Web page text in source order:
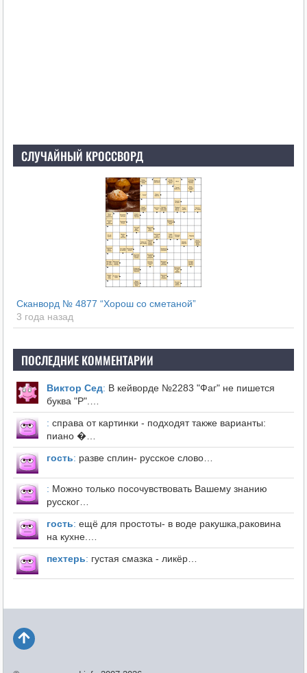
СЛУЧАЙНЫЙ КРОССВОРД
Сканворд № 4877 “Хорош со сметаной”
3 года назад
ПОСЛЕДНИЕ КОММЕНТАРИИ
Виктор Сед: В кейворде №2283 "Фаг" не пишется
буква "Р".…
: справа от картинки - подходят также варианты:
пиано �…
гость: разве сплин- русское слово…
: Можно только посочувствовать Вашему знанию
русског…
гость: ещё для простоты- в воде ракушка,раковина
на кухне.…
пехтерь: густая смазка - ликёр…